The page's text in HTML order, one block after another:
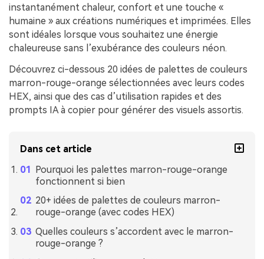
instantanément chaleur, confort et une touche «
humaine » aux créations numériques et imprimées. Elles
sont idéales lorsque vous souhaitez une énergie
chaleureuse sans l’exubérance des couleurs néon.
Découvrez ci-dessous 20 idées de palettes de couleurs
marron-rouge-orange sélectionnées avec leurs codes
HEX, ainsi que des cas d’utilisation rapides et des
prompts IA à copier pour générer des visuels assortis.
Dans cet article
Pourquoi les palettes marron-rouge-orange
fonctionnent si bien
20+ idées de palettes de couleurs marron-
rouge-orange (avec codes HEX)
Quelles couleurs s’accordent avec le marron-
rouge-orange ?